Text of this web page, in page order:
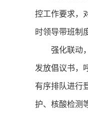
控工作要求，
时领导带班制
强化联动
发放倡议书，
有序排队进行
护、核酸检测